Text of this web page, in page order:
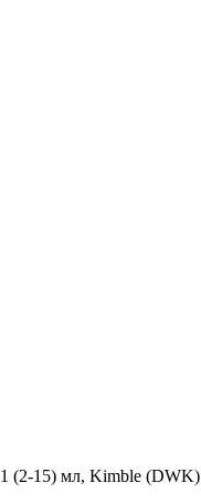
(2-15) мл, Kimble (DWK)